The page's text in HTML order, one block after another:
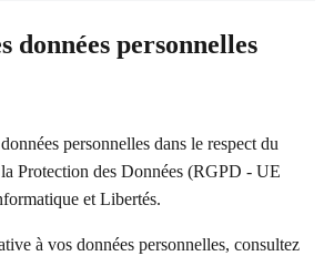
données personnelles
personnelles dans le respect du
Protection des Données (RGPD - UE
et Libertés.
à vos données personnelles, consultez